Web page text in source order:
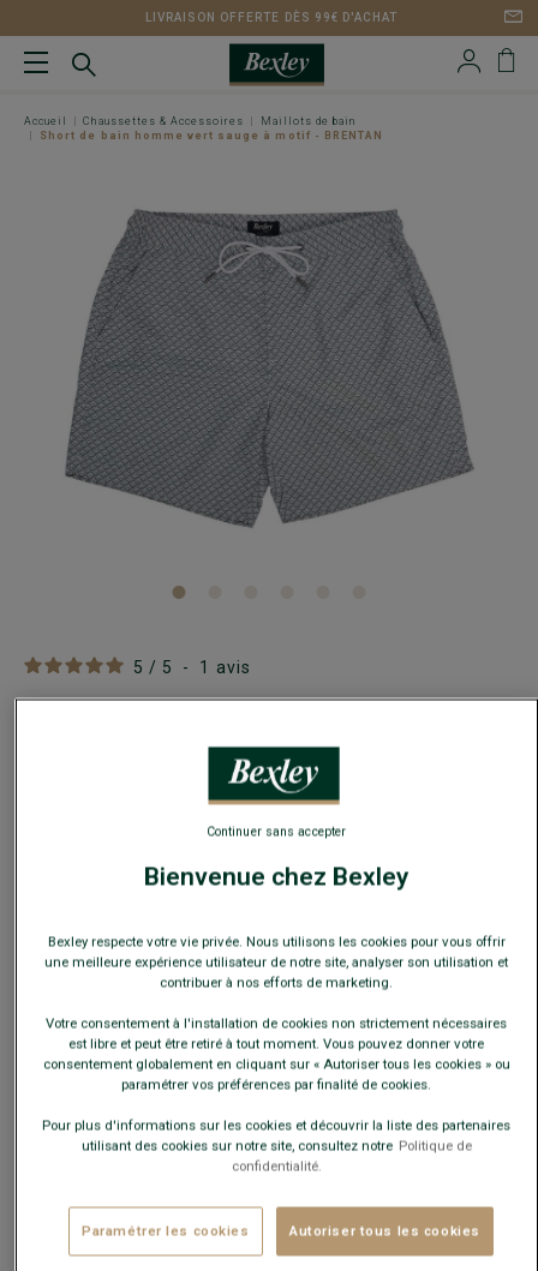
LIVRAISON OFFERTE DÈS 99€ D'ACHAT
Accueil Chaussettes & Accessoires
Maillots de bain
Short de bain homme vert sauge à motif - BRENTAN
5 / 5 - 1 avis
Maillot de bain en 100 % polyamide - léger et à séchage
39,00 €
COULEURS DISPONIBLES
Guide des tailles
AJOUTER AU PANIER
Bienvenue chez Bexley
Bexley respecte votre vie privée. Nous utilisons les cookies pour vous offrir
une meilleure expérience utilisateur de notre site, analyser son utilisation et
contribuer à nos efforts de marketing.
Votre consentement à l'installation de cookies non strictement nécessaires
est libre et peut être retiré à tout moment. Vous pouvez donner votre
consentement globalement en cliquant sur « Autoriser tous les cookies » ou
paramétrer vos préférences par finalité de cookies.
Pour plus d'informations sur les cookies et découvrir la liste des partenaires
utilisant des cookies sur notre site, consultez notre Politique de
confidentialité.
Paramétrer les cookies Autoriser tous les cookies
Continuer sans accepter